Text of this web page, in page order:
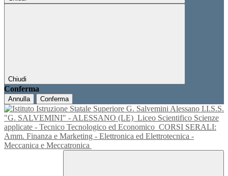
Chiudi
Conferma
Annulla Conferma
I.I.S.S.
"G. SALVEMINI" - ALESSANO (LE) Liceo Scientifico Scienze
applicate - Tecnico Tecnologico ed Economico CORSI SERALI:
Amm. Finanza e Marketing - Elettronica ed Elettrotecnica -
Meccanica e Meccatronica